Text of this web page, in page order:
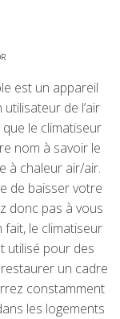
est un appareil
de l’air
le climatiseur
nom à savoir le
à chaleur air/air.
de baisser votre
donc pas à vous
fait, le climatiseur
utilisé pour des
un cadre
constamment
les logements